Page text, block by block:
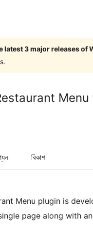
latest 3 major releases of
বিকাশ
Menu plugin is
page along with